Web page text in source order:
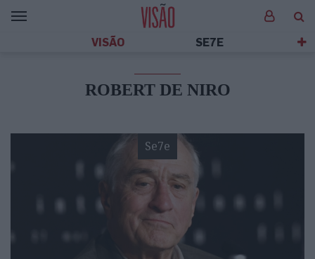
VISÃO SE7E
ROBERT DE NIRO
Se7e